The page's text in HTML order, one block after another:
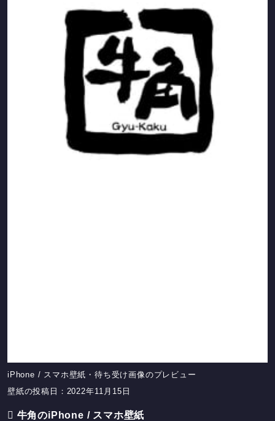
iPhone / スマホ壁紙・待ち受け画像のプレビュー
壁紙の投稿日：2022年11月15日
牛角のiPhone / スマホ壁紙